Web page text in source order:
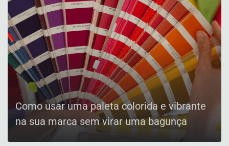
Como usar uma paleta colorida e vibrante
na sua marca sem virar uma bagunça